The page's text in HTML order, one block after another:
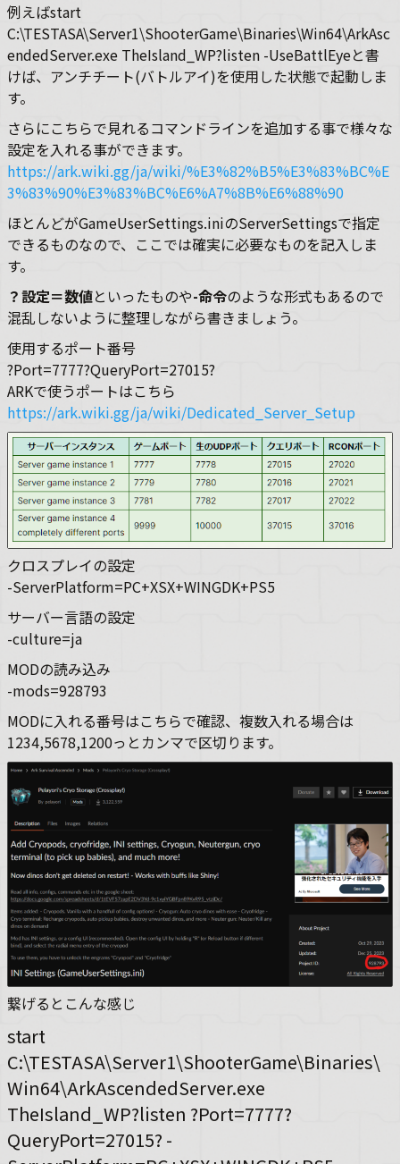
例えばstart
C:\TESTASA\Server1\ShooterGame\Binaries\Win64\ArkAsc
endedServer.exe TheIsland_WP?listen -UseBattlEyeと書
けば、アンチチート(バトルアイ)を使用した状態で起動しま
す。
さらにこちらで見れるコマンドラインを追加する事で様々な
設定を入れる事ができます。
https://ark.wiki.gg/ja/wiki/%E3%82%B5%E3%83%BC%E
3%83%90%E3%83%BC%E6%A7%8B%E6%88%90
ほとんどがGameUserSettings.iniのServerSettingsで指定
できるものなので、ここでは確実に必要なものを記入しま
す。
？設定＝数値といったものや-命令のような形式もあるので
混乱しないように整理しながら書きましょう。
使用するポート番号
?Port=7777?QueryPort=27015?
ARKで使うポートはこちら
https://ark.wiki.gg/ja/wiki/Dedicated_Server_Setup
クロスプレイの設定
-ServerPlatform=PC+XSX+WINGDK+PS5
サーバー言語の設定
-culture=ja
MODの読み込み
-mods=928793
MODに入れる番号はこちらで確認、複数入れる場合は
1234,5678,1200っとカンマで区切ります。
繋げるとこんな感じ
start
C:\TESTASA\Server1\ShooterGame\Binaries\
Win64\ArkAscendedServer.exe
TheIsland_WP?listen ?Port=7777?
QueryPort=27015? -